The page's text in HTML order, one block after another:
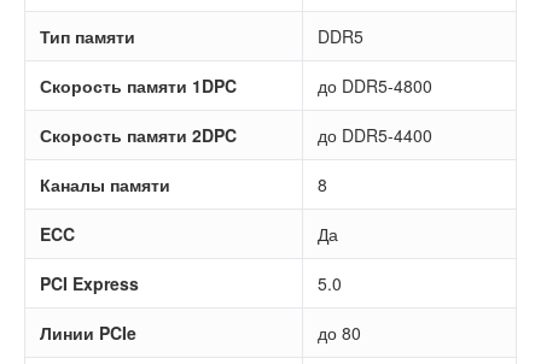
Тип памяти DDR5
Скорость памяти 1DPC до DDR5-4800
Скорость памяти 2DPC до DDR5-4400
Каналы памяти 8
ECC Да
PCI Express 5.0
Линии PCIe до 80